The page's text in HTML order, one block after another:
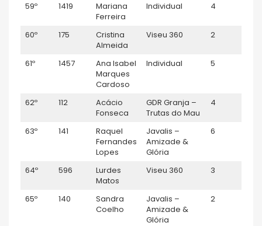
59º 1419
Mariana
Ferreira
Individual 4
60º 175
Cristina
Almeida
Viseu 360 2
61º 1457
Ana Isabel
Marques
Cardoso
Individual 5
62º 112
Acácio
Fonseca
GDR Granja –
Trutas do Mau
4
63º 141
Raquel
Fernandes
Lopes
Javalis –
Amizade &
Glória
6
64º 596
Lurdes
Matos
Viseu 360 3
65º 140
Sandra
Coelho
Javalis –
Amizade &
Glória
2